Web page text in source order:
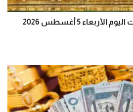
أسعار الذهب في الإمارات اليوم الأربعاء 5 أغسطس 2026